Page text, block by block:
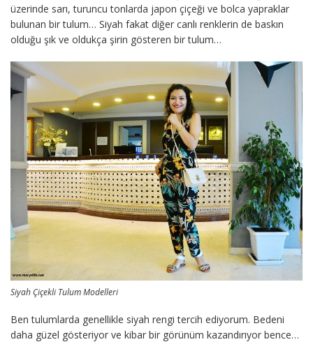
üzerinde sarı, turuncu tonlarda japon çiçeği ve bolca yapraklar
bulunan bir tulum… Siyah fakat diğer canlı renklerin de baskın
olduğu şık ve oldukça şirin gösteren bir tulum…
Siyah Çiçekli Tulum Modelleri
Ben tulumlarda genellikle siyah rengi tercih ediyorum. Bedeni
daha güzel gösteriyor ve kibar bir görünüm kazandırıyor bence…